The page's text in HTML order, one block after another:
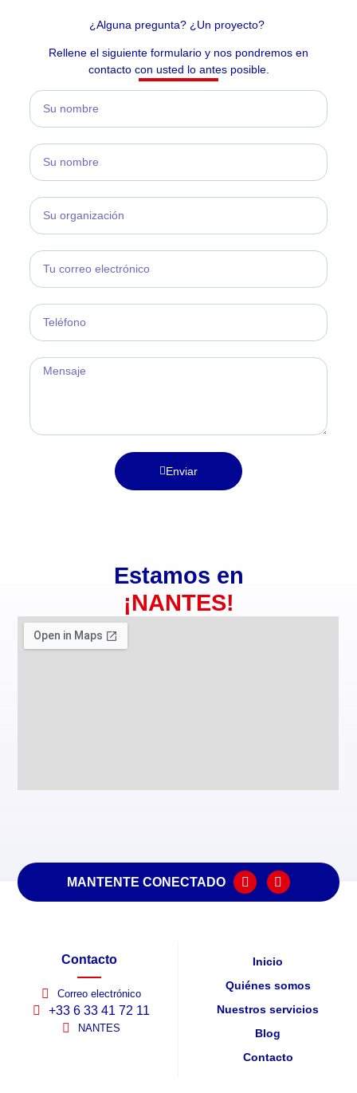
¿Alguna pregunta? ¿Un proyecto?
Rellene el siguiente formulario y nos pondremos en
contacto con usted lo antes posible.
Enviar
Estamos en
¡NANTES!
MANTENTE CONECTADO
Contacto
Correo electrónico
+33 6 33 41 72 11
NANTES
Inicio
Quiénes somos
Nuestros servicios
Blog
Contacto